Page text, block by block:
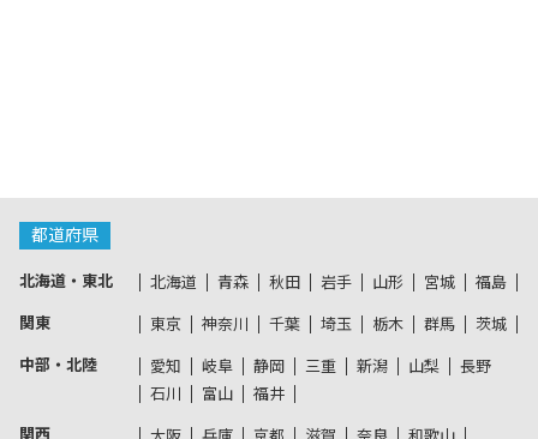
都道府県
北海道・東北 北海道 青森 秋田 岩手 山形 宮城 福島
関東 東京 神奈川 千葉 埼玉 栃木 群馬 茨城
中部・北陸 愛知 岐阜 静岡 三重 新潟 山梨
長野
石川
富山 福井
関西